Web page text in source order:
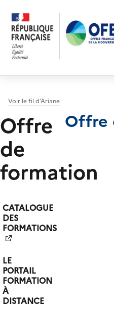
Voir le fil d’Ariane
Offre
de
formation
CATALOGUE
DES
FORMATIONS
LE
PORTAIL
FORMATION
À
DISTANCE
Offre